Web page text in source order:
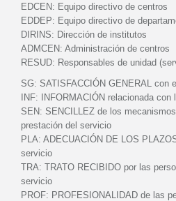
EDCEN: Equipo directivo de centros
EDDEP: Equipo directivo de
DIRINS: Dirección de institutos
ADMCEN: Administración de centros
RESUD: Responsables de unidad
SG: SATISFACCIÓN GENERAL con
INF:
INFORMACIÓN relacionada
SEN: SENCILLEZ de los
prestación del servicio
PLA: ADECUACIÓN DE LOS
servicio
TRA: TRATO RECIBIDO por las
servicio
PROF: PROFESIONALIDAD de las